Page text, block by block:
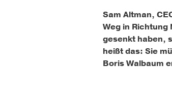
Sam Altman,
Weg in
gesenkt haben,
heißt das: Sie
Boris Walbaum